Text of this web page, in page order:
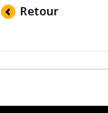
Retour